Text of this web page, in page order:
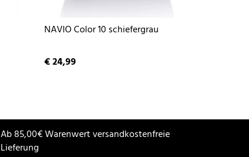
NAVIO Color 10 schiefergrau
€ 24,99
Ab 85,00€ Warenwert versandkostenfreie
Lieferung